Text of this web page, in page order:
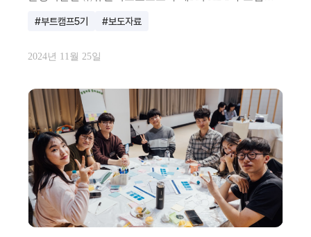
#부트캠프5기 #보도자료
2024년 11월 25일